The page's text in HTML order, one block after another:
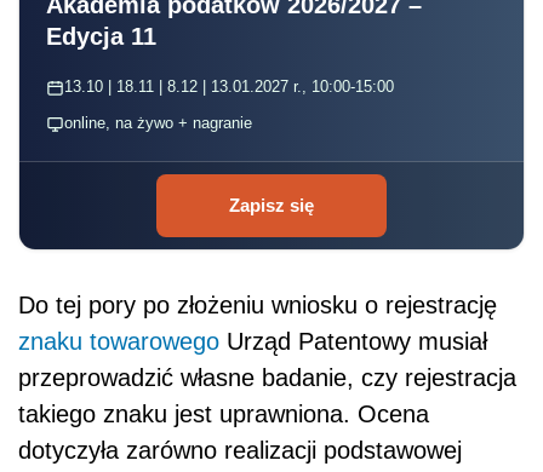
Edycja 11
13.10 | 18.11 | 8.12 | 13.01.2027 r., 10:00-15:00
online, na żywo + nagranie
Zapisz się
Do tej pory po złożeniu wniosku o rejestrację
znaku towarowego Urząd Patentowy musiał
przeprowadzić własne badanie, czy rejestracja
takiego znaku jest uprawniona. Ocena
dotyczyła zarówno realizacji podstawowej